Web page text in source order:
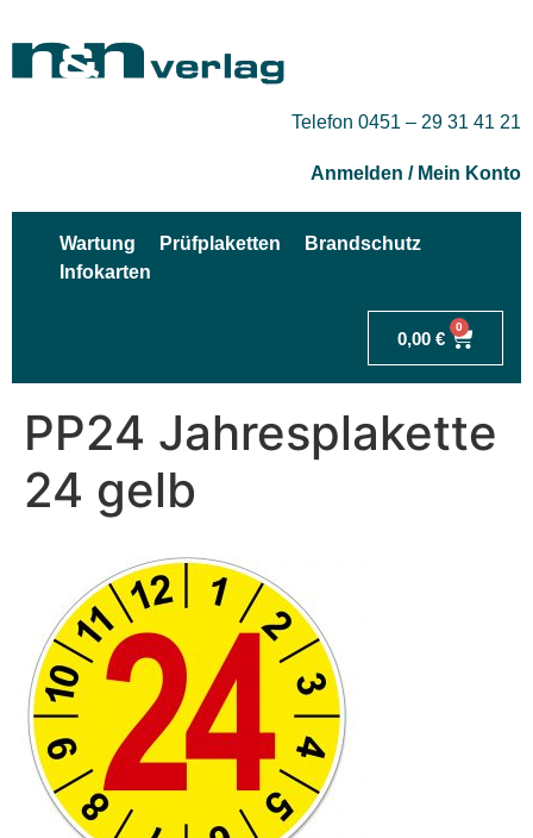
Telefon 0451 – 29 31 41 21
Anmelden / Mein Konto
Wartung Prüfplaketten
Brandschutz
Infokarten
0,00 €
0
PP24 Jahresplakette
24 gelb